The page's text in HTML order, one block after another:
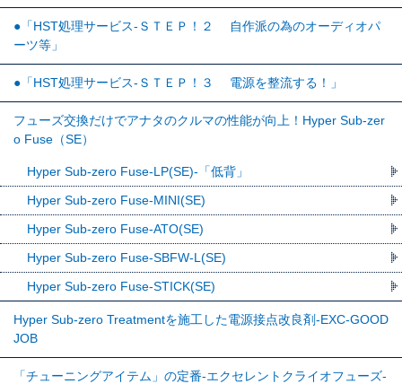
●「HST処理サービス-ＳＴＥＰ！２ 自作派の為のオーディオパ
ーツ等」
●「HST処理サービス-ＳＴＥＰ！３ 電源を整流する！」
フューズ交換だけでアナタのクルマの性能が向上！Hyper Sub-zer
o Fuse（SE）
Hyper Sub-zero Fuse-LP(SE)-「低背」
Hyper Sub-zero Fuse-MINI(SE)
Hyper Sub-zero Fuse-ATO(SE)
Hyper Sub-zero Fuse-SBFW-L(SE)
Hyper Sub-zero Fuse-STICK(SE)
Hyper Sub-zero Treatmentを施工した電源接点改良剤-EXC-GOOD
JOB
「チューニングアイテム」の定番-エクセレントクライオフューズ-